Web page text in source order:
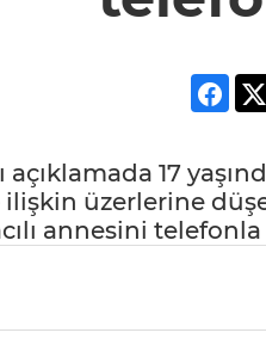
17
üzerlerine
annesini